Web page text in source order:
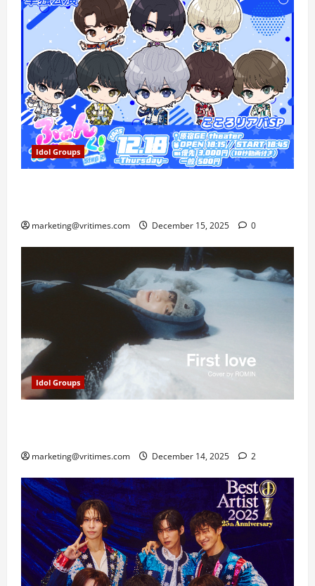
Idol Groups
marketing@vritimes.com December 15, 2025 0
Idol Groups
marketing@vritimes.com December 14, 2025 2